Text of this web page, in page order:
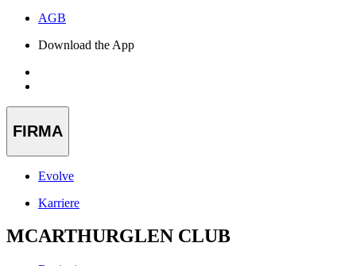
AGB
Download the App
FIRMA
Evolve
Karriere
MCARTHURGLEN CLUB